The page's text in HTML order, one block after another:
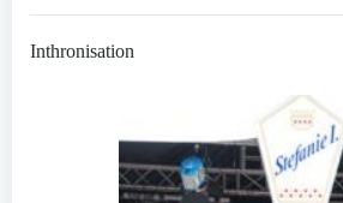
Inthronisation